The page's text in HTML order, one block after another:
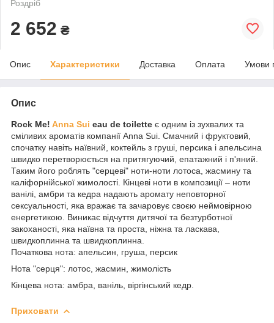
Роздріб
2 652 ₴
Опис Характеристики Доставка Оплата Умови
Опис
Rock Me! Anna Sui eau de toilette є одним із зухвалих та
сміливих ароматів компанії Anna Sui. Смачний і фруктовий,
спочатку навіть наївний, коктейль з груші, персика і апельсина
швидко перетворюється на притягуючий, епатажний і п'яний.
Таким його роблять "серцеві" ноти-ноти лотоса, жасмину та
каліфорнійської жимолості. Кінцеві ноти в композиції – ноти
ванілі, амбри та кедра надають аромату неповторної
сексуальності, яка вражає та зачаровує своєю неймовірною
енергетикою. Виникає відчуття дитячої та безтурботної
закоханості, яка наївна та проста, ніжна та ласкава,
швидкоплинна та швидкоплинна.
Початкова нота: апельсин, груша, персик
Нота "серця": лотос, жасмин, жимолість
Кінцева нота: амбра, ваніль, віргінський кедр.
Приховати